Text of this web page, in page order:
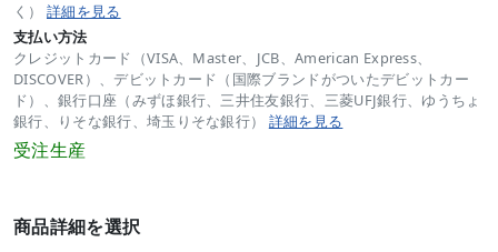
く） 詳細を見る
支払い方法
クレジットカード（VISA、Master、JCB、American Express、
DISCOVER）、デビットカード（国際ブランドがついたデビットカー
ド）、銀行口座（みずほ銀行、三井住友銀行、三菱UFJ銀行、ゆうちょ
銀行、りそな銀行、埼玉りそな銀行） 詳細を見る
受注生産
商品詳細を選択